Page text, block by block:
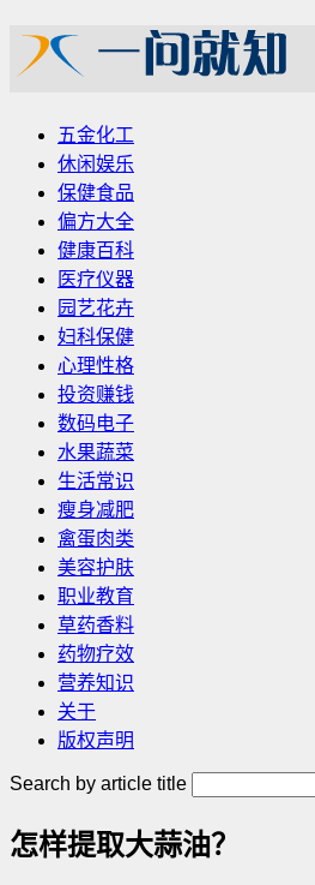
五金化工
休闲娱乐
保健食品
偏方大全
健康百科
医疗仪器
园艺花卉
妇科保健
心理性格
投资赚钱
数码电子
水果蔬菜
生活常识
瘦身减肥
禽蛋肉类
美容护肤
职业教育
草药香料
药物疗效
营养知识
关于
版权声明
Search by article title
怎样提取大蒜油？